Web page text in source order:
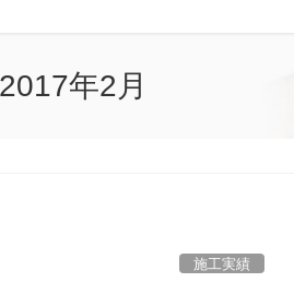
2017年2月
施工実績